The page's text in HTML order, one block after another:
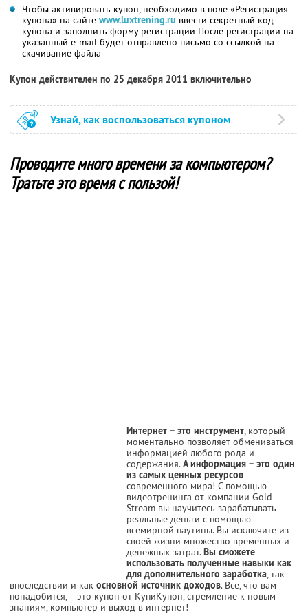
Чтобы активировать купон, необходимо в поле «Регистрация
купона» на сайте www.luxtrening.ru ввести секретный код
купона и заполнить форму регистрации После регистрации на
указанный e-mail будет отправлено письмо со ссылкой на
скачивание файла
Купон действителен по 25 декабря 2011 включительно
Узнай, как воспользоваться купоном
Проводите много времени за компьютером?
Тратьте это время с пользой!
Интернет – это инструмент, который
моментально позволяет обмениваться
информацией любого рода и
содержания.А информация – это один
из самых ценных ресурсов
современного мира! С помощью
видеотренинга от компании Gold
Stream вы научитесь зарабатывать
реальные деньги с помощью
всемирной паутины. Вы исключите из
своей жизни множество временных и
денежных затрат.Вы сможете
использовать полученные навыки как
для дополнительного заработка, так
впоследствии и как основной источник доходов. Всё, что вам
понадобится, – это купон от КупиКупон, стремление к новым
знаниям, компьютер и выход в интернет!